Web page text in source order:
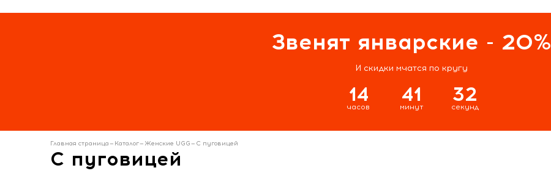
Звенят январские - 20%
И скидки мчатся по кругу
14
часов
41
минут
32
секунд
Главная страница— Каталог— Женские UGG— С пуговицей
С пуговицей